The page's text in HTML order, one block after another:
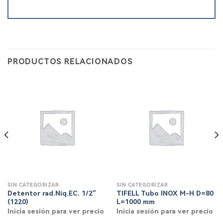
PRODUCTOS RELACIONADOS
SIN CATEGORIZAR
Detentor rad.Niq.EC. 1/2″
(1220)
Inicia sesión para ver precio
SIN CATEGORIZAR
TIFELL Tubo INOX M-H D=80
L=1000 mm
Inicia sesión para ver precio